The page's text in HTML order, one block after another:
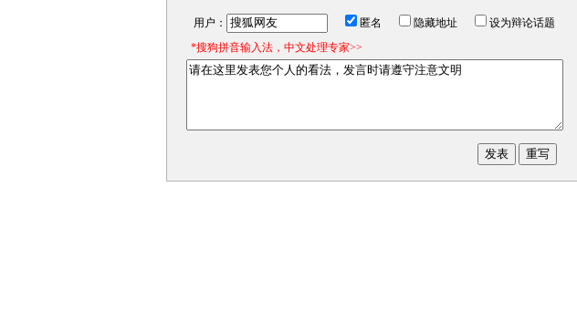
用户： 匿名 隐藏地址
设为辩论话题
*搜狗拼音输入法，中文处理专家>>